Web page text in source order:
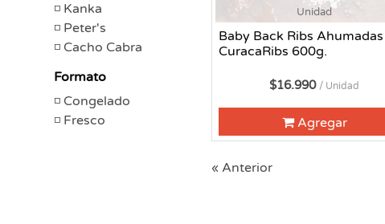
Kanka
Peter's
Cacho Cabra
Formato
Congelado
Fresco
Unidad
Baby Back Ribs Ahumadas
CuracaRibs 600g.
$16.990 / Unidad
Agregar
« Anterior